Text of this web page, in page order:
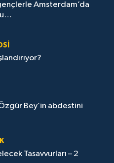
Amsterdam’da
Özgür Bey’in abdestini
Tasavvurları – 2